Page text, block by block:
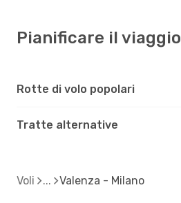
Pianificare il viaggio
Rotte di volo popolari
Tratte alternative
Voli Valenza - Milano